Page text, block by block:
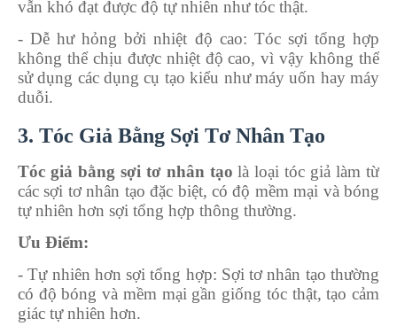
vẫn khó đạt được độ tự nhiên như tóc thật.
- Dễ hư hỏng bởi nhiệt độ cao: Tóc sợi tổng hợp
không thể chịu được nhiệt độ cao, vì vậy không thể
sử dụng các dụng cụ tạo kiểu như máy uốn hay máy
duỗi.
3. Tóc Giả Bằng Sợi Tơ Nhân Tạo
Tóc giả bằng sợi tơ nhân tạo là loại tóc giả làm từ
các sợi tơ nhân tạo đặc biệt, có độ mềm mại và bóng
tự nhiên hơn sợi tổng hợp thông thường.
Ưu Điểm:
- Tự nhiên hơn sợi tổng hợp: Sợi tơ nhân tạo thường
có độ bóng và mềm mại gần giống tóc thật, tạo cảm
giác tự nhiên hơn.